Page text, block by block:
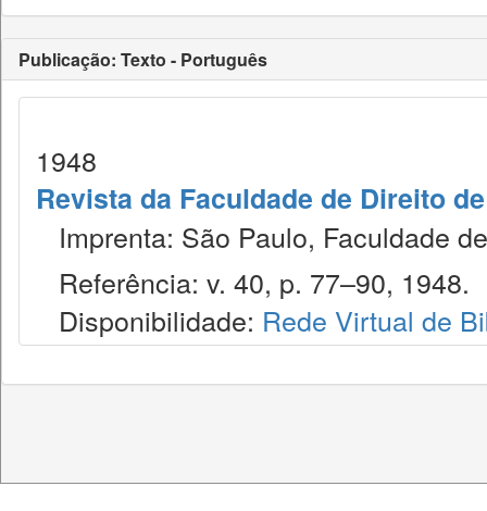
Publicação: Texto - Português
1948
Revista da Faculdade de Direito
Imprenta: São Paulo, Faculdade
Referência: v. 40, p. 77–90, 1948.
Disponibilidade: Rede Virtual de